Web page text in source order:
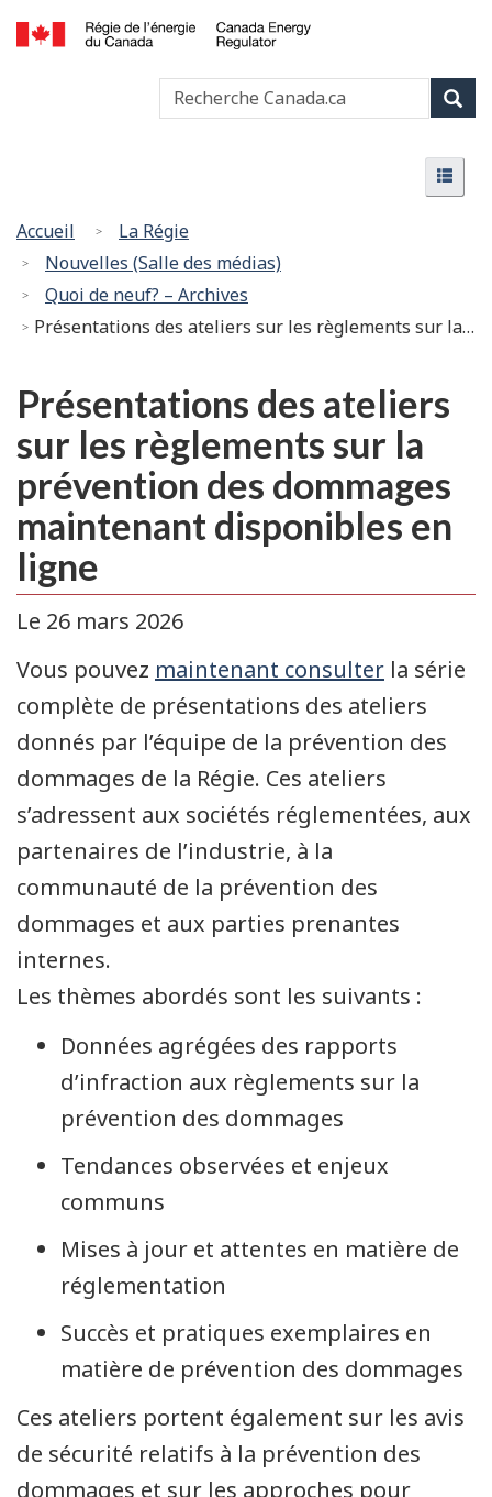
Passer
au
contenu
principal
Version
HTML
simplifiée
l’énergie
du
Canada
Vous
êtes
ici
Accueil
La Régie
Nouvelles (Salle des médias)
Quoi de neuf? – Archives
Présentations des ateliers sur les règlements sur la prévention des dommages maintenant disponibles en ligne
Présentations des ateliers
sur les règlements sur la
prévention des dommages
maintenant disponibles en
ligne
Le 26 mars 2026
Vous pouvez maintenant consulter la série
complète de présentations des ateliers
donnés par l’équipe de la prévention des
dommages de la Régie. Ces ateliers
s’adressent aux sociétés réglementées, aux
partenaires de l’industrie, à la
communauté de la prévention des
dommages et aux parties prenantes
internes.
Les thèmes abordés sont les suivants :
Données agrégées des rapports
d’infraction aux règlements sur la
prévention des dommages
Tendances observées et enjeux
communs
Mises à jour et attentes en matière de
réglementation
Succès et pratiques exemplaires en
matière de prévention des dommages
Ces ateliers portent également sur les avis
de sécurité relatifs à la prévention des
dommages et sur les approches pour